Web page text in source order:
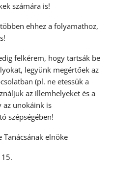
számára is!
ehhez a folyamathoz,
felkérem, hogy tartsák be
legyünk megértőek az
(pl. ne etessük a
az illemhelyeket és a
az unokáink is
szépségében!
Tanácsának elnöke